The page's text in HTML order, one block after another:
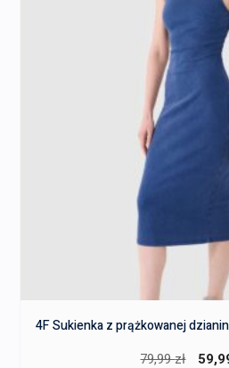
4F Sukienka z prążkowanej
79,99zł